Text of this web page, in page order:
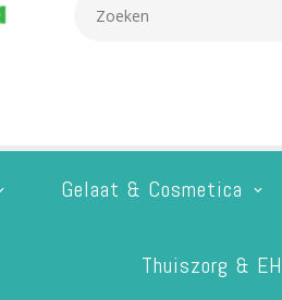
Gelaat & Cosmetica
Thuiszorg &